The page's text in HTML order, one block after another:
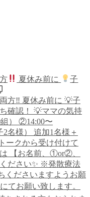
夏休み前に
子